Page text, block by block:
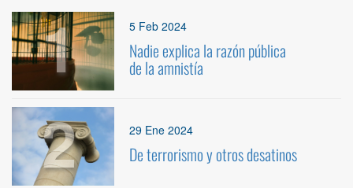
1 5 Feb 2024
Nadie explica la razón pública
de la amnistía
2 29 Ene 2024
De terrorismo y otros desatinos